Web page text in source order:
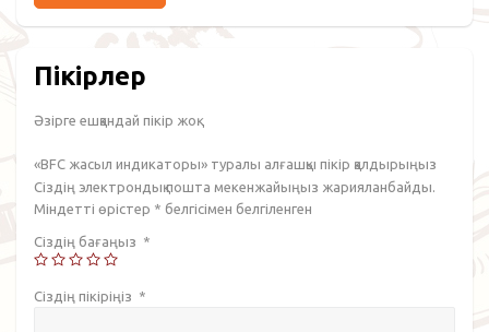
Пікірлер
Әзірге ешқандай пікір жоқ.
«BFC жасыл индикаторы» туралы алғашқы пікір қалдырыңыз
Сіздің электрондық пошта мекенжайыңыз жарияланбайды.
Міндетті өрістер * белгісімен белгіленген
Сіздің бағаңыз *
Сіздің пікіріңіз *